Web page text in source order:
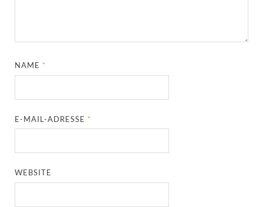
NAME *
E-MAIL-ADRESSE *
WEBSITE